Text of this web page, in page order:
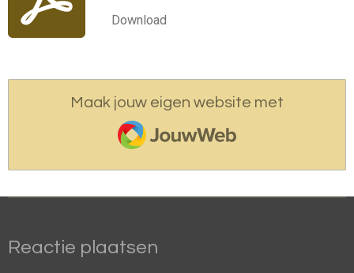
Download
Maak jouw eigen website met
JouwWeb
Reactie plaatsen